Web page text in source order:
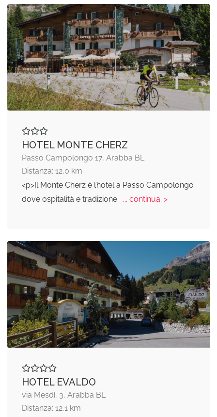
HOTEL MONTE CHERZ
Passo Campolongo 17, Arabba BL
Distanza: 12,0 km
<p>Il Monte Cherz è l’hotel a Passo Campolongo
dove ospitalità e tradizione
... continua: >
HOTEL EVALDO
via Mesdì, 3, Arabba BL
Distanza: 12,1 km